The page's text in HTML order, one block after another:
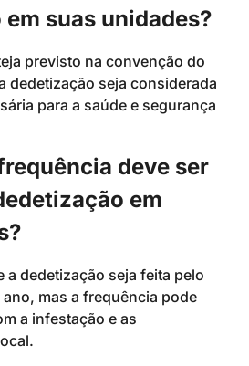
suas unidades?
previsto na convenção do
dedetização seja considerada
para a saúde e segurança
deve ser
em
a dedetização seja feita pelo
mas a frequência pode
a infestação e as